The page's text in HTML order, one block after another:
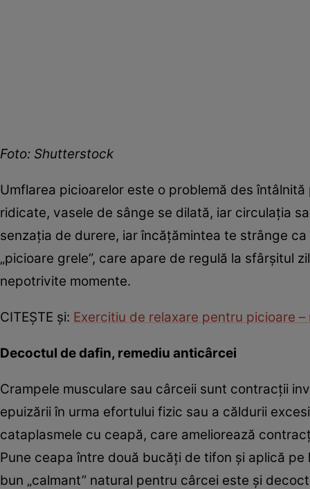
Foto: Shutterstock
Umflarea picioarelor este o problemă des
ridicate, vasele de sânge se dilată, iar circulaţia
senzaţia de durere, iar încățămintea te strânge
„picioare grele”, care apare de regulă la sfârşitul
nepotrivite momente.
CITEŞTE şi: Exercitiu de relaxare pentru picioare
Decoctul de dafin, remediu anticârcei
Crampele musculare sau cârceii sunt contracţii
epuizării în urma efortului fizic sau a căldurii
cataplasmele cu ceapă, care ameliorează
Pune ceapa între două bucăţi de tifon şi aplică
bun „calmant” natural pentru cârcei este şi